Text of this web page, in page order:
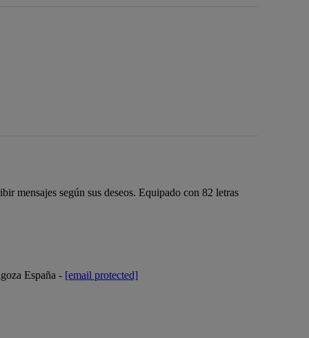
mensajes según sus deseos. Equipado con 82 letras
España - [email protected]